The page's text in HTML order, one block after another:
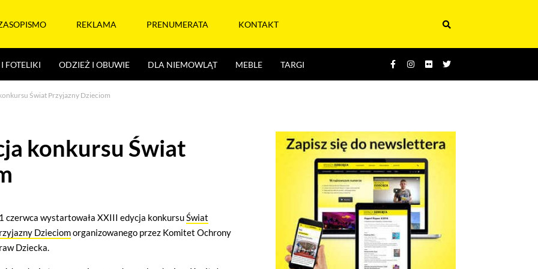
REKLAMA PRENUMERATA KONTAKT
FOTELIKI ODZIEŻ I OBUWIE DLA NIEMOWLĄT MEBLE TARGI
Świat Przyjazny Dzieciom
konkursu Świat
czerwca wystartowała XXIII edycja konkursuŚwiat
Dzieciomorganizowanego przez Komitet Ochrony
Dziecka.